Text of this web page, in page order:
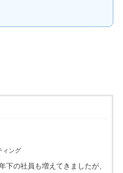
ィング
下の社員も増えてきましたが、